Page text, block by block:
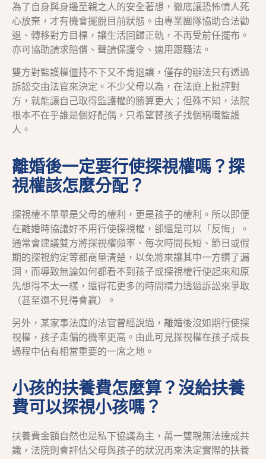
為了自身與身邊至親之人的安全著想，徹底讓恐怖情人死
心放棄，才有機會擺脫目前狀態。由專業團隊協助合法勸
退、轉移對方目標，讓生活回歸正軌，不再受前任擺布。
亦可協助請求賠償、聲請保護令、適用跟騷法。
雙方對監護權僵持不下又不肯退讓，僅存的辦法只有透過
訴訟交由法官來決定。不少父母以為，在法庭上批評對
方，就能讓自己取得監護權的勝算更大；但殊不知，法院
根本不在乎誰是個好配偶，只希望替孩子找個稱職監護
人。
離婚後一定要行使探視權嗎？探
視權該怎麼分配？
探視權不單單是父母的權利，更是孩子的權利。所以即便
在離婚時協議好不用行使探視權，卻還是可以「反悔」。
通常會建議雙方將探視權頻率、每次時間長短、節日或假
期的探視約定等都商量清楚，以免將來讓其中一方鑽了漏
洞，而導致無論如何都看不到孩子或探視權行使起來和原
先想得不太一樣，還得花更多的時間精力透過訴訟來爭取
（甚至還不見得會贏）。
另外，某家事法庭的法官曾經說過，離婚後沒如期行使探
視權，孩子走偏的機率更高。由此可見探視權在孩子成長
過程中佔有相當重要的一席之地。
小孩的扶養費怎麼算？沒給扶養
費可以探視小孩嗎？
扶養費金額自然也是私下協議為主，萬一雙親無法達成共
識，法院則會評估父母與孩子的狀況再來決定實際的扶養